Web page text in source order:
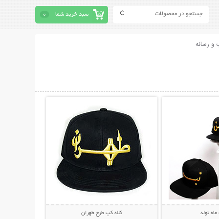
سبد خرید شما 0
و رسانه
تولد کلاه کپ طرح طهران